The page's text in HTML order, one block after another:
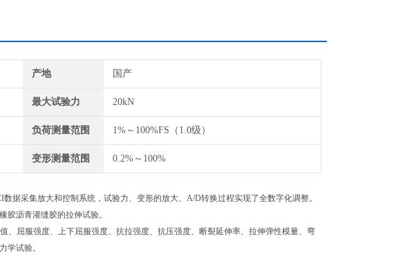
产地 国产
最大试验力 20kN
负荷测量范围 1%～100%FS（1.0级）
变形测量范围 0.2%～100%
据采集放大和控制系统，试验力、变形的放大、A/D转换过程实现了全数字化调整。
胶沥青灌缝胶的拉伸试验。
、屈服强度、上下屈服强度、抗拉强度、抗压强度、断裂延伸率、拉伸弹性模量、弯
学试验。